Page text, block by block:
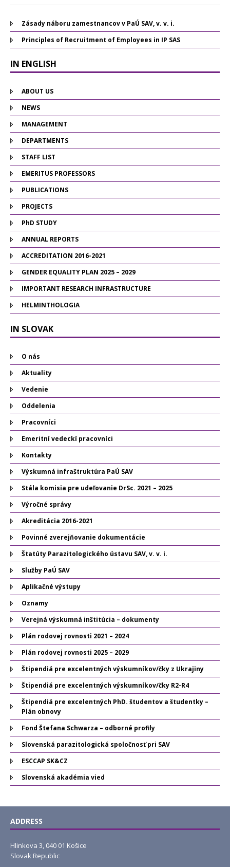
Zásady náboru zamestnancov v PaÚ SAV, v. v. i.
Principles of Recruitment of Employees in IP SAS
IN ENGLISH
ABOUT US
NEWS
MANAGEMENT
DEPARTMENTS
STAFF LIST
EMERITUS PROFESSORS
PUBLICATIONS
PROJECTS
PhD STUDY
ANNUAL REPORTS
ACCREDITATION 2016-2021
GENDER EQUALITY PLAN 2025 – 2029
IMPORTANT RESEARCH INFRASTRUCTURE
HELMINTHOLOGIA
IN SLOVAK
O nás
Aktuality
Vedenie
Oddelenia
Pracovníci
Emeritní vedeckí pracovníci
Kontakty
Výskumná infraštruktúra PaÚ SAV
Stála komisia pre udeľovanie DrSc. 2021 – 2025
Výročné správy
Akreditácia 2016-2021
Povinné zverejňovanie dokumentácie
Štatúty Parazitologického ústavu SAV, v. v. i.
Služby PaÚ SAV
Aplikačné výstupy
Oznamy
Verejná výskumná inštitúcia – dokumenty
Plán rodovej rovnosti 2021 – 2024
Plán rodovej rovnosti 2025 – 2029
Štipendiá pre excelentných výskumníkov/čky z Ukrajiny
Štipendiá pre excelentných výskumníkov/čky R2-R4
Štipendiá pre excelentných PhD. študentov a študentky –
Plán obnovy
Fond Štefana Schwarza – odborné profily
Slovenská parazitologická spoločnosť pri SAV
ESCCAP SK&CZ
Slovenská akadémia vied
ADDRESS
Hlinkova 3, 040 01 Košice
Slovak Republic